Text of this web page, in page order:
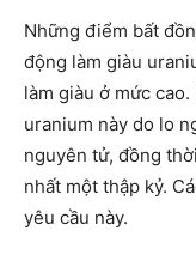
Những điểm bất
động làm giàu
làm giàu ở mức
uranium này do lo
nguyên tử, đồng
nhất một thập kỷ.
yêu cầu này.